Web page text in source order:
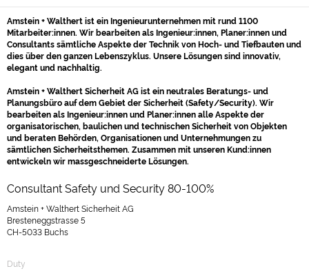
Amstein + Walthert ist ein Ingenieurunternehmen mit rund 1100
Mitarbeiter:innen. Wir bearbeiten als Ingenieur:innen, Planer:innen und
Consultants sämtliche Aspekte der Technik von Hoch- und Tiefbauten und
dies über den ganzen Lebenszyklus. Unsere Lösungen sind innovativ,
elegant und nachhaltig.
Amstein + Walthert Sicherheit AG ist ein neutrales Beratungs- und
Planungsbüro auf dem Gebiet der Sicherheit (Safety/Security). Wir
bearbeiten als Ingenieur:innen und Planer:innen alle Aspekte der
organisatorischen, baulichen und technischen Sicherheit von Objekten
und beraten Behörden, Organisationen und Unternehmungen zu
sämtlichen Sicherheitsthemen. Zusammen mit unseren Kund:innen
entwickeln wir massgeschneiderte Lösungen.
Consultant Safety und Security 80-100%
Amstein + Walthert Sicherheit AG
Bresteneggstrasse 5
CH-5033 Buchs
Duty